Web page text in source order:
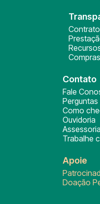
Contato
Fale
Como
Ouvidoria
Trabalhe
Apoie
Doação